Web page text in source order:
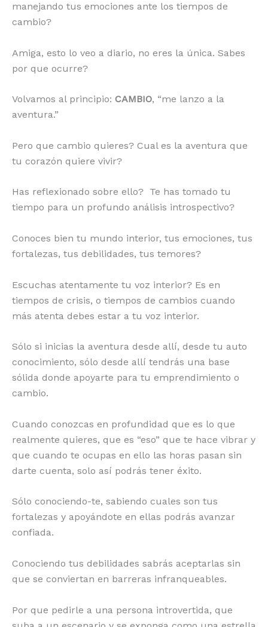
manejando tus emociones ante los tiempos de
cambio?
Amiga, esto lo veo a diario, no eres la única. Sabes
por que ocurre?
Volvamos al principio: CAMBIO, “me lanzo a la
aventura.”
Pero que cambio quieres? Cual es la aventura que
tu corazón quiere vivir?
Has reflexionado sobre ello? Te has tomado tu
tiempo para un profundo análisis introspectivo?
Conoces bien tu mundo interior, tus emociones, tus
fortalezas, tus debilidades, tus temores?
Escuchas atentamente tu voz interior? Es en
tiempos de crisis, o tiempos de cambios cuando
más atenta debes estar a tu voz interior.
Sólo si inicias la aventura desde allí, desde tu auto
conocimiento, sólo desde allí tendrás una base
sólida donde apoyarte para tu emprendimiento o
cambio.
Cuando conozcas en profundidad que es lo que
realmente quieres, que es “eso” que te hace vibrar y
que cuando te ocupas en ello las horas pasan sin
darte cuenta, solo así podrás tener éxito.
Sólo conociendo-te, sabiendo cuales son tus
fortalezas y apoyándote en ellas podrás avanzar
confiada.
Conociendo tus debilidades sabrás aceptarlas sin
que se conviertan en barreras infranqueables.
Por que pedirle a una persona introvertida, que